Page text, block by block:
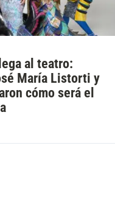
al teatro:
María Listorti y
cómo será el